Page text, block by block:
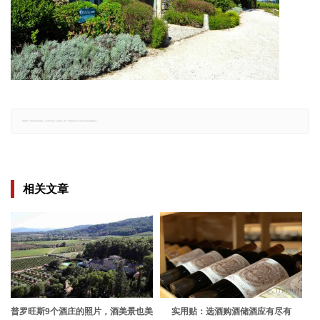
相关文章
普罗旺斯9个酒庄的照片，酒美景也美 实用贴：选酒购酒储酒应有尽有